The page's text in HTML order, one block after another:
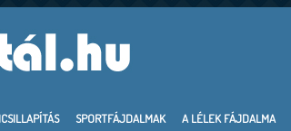
SPORTFÁJDALMAK A LÉLEK FÁJDALMA